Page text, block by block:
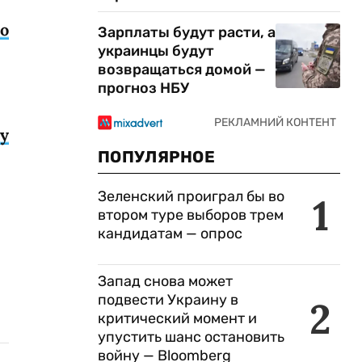
Зарплаты будут расти, а
украинцы будут
возвращаться домой —
прогноз НБУ
ПОПУЛЯРНОЕ
1
Зеленский проиграл бы во
втором туре выборов трем
кандидатам — опрос
2
Запад снова может
подвести Украину в
критический момент и
упустить шанс остановить
войну — Bloomberg